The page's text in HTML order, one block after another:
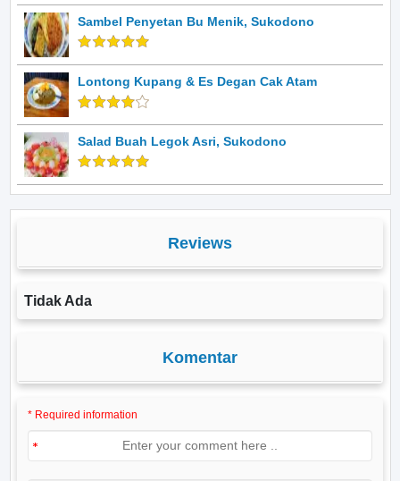
Sambel Penyetan Bu Menik, Sukodono
Lontong Kupang & Es Degan Cak Atam
Salad Buah Legok Asri, Sukodono
Reviews
Tidak Ada
Komentar
* Required information